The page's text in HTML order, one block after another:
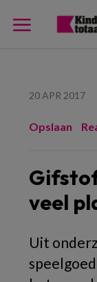
20 APR 2017
Opslaan
veel
Uit